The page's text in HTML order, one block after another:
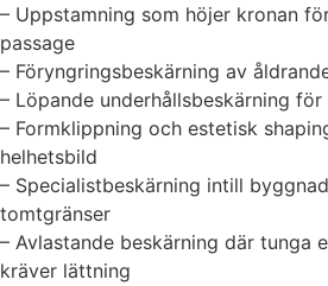
– Uppstamning som höjer kronan
passage
– Föryngringsbeskärning av
– Löpande underhållsbeskärning
– Formklippning och estetisk
helhetsbild
– Specialistbeskärning intill
tomtgränser
– Avlastande beskärning där tunga
kräver lättning